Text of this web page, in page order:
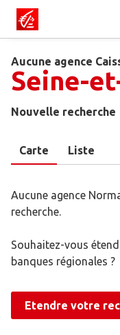
Aucune agence
Seine-
Nouvelle recherche
Carte Liste
Aucune agence
recherche.
Souhaitez-vous
banques régionales ?
Etendre votre